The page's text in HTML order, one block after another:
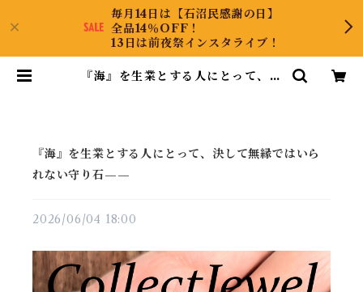
毎月14日は【石沼民感謝の日】
全品14％OFF！
13日は前夜祭インスタライブ！
『海』を生業とする人にとって、決
『海』を生業とする人にとって、決して無縁ではいら
れない守り石——
2026/06/04 18:00